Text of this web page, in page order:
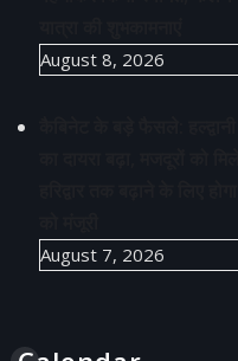
August 8, 2026
August 7, 2026